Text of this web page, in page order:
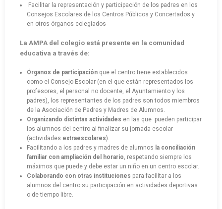
Facilitar la representación y participación de los padres en los
Consejos Escolares de los Centros Públicos y Concertados y
en otros órganos colegiados
La AMPA del colegio está presente en la comunidad
educativa a través de:
Órganos de participación que el centro tiene establecidos
como el Consejo Escolar (en el que están representados los
profesores, el personal no docente, el Ayuntamiento y los
padres), los representantes de los padres son todos miembros
de la Asociación de Padres y Madres de Alumnos.
Organizando distintas actividades en las que pueden participar
los alumnos del centro al finalizar su jornada escolar
(actividades extraescolares).
Facilitando a los padres y madres de alumnos la conciliación
familiar con ampliación del horario, respetando siempre los
máximos que puede y debe estar un niño en un centro escolar.
Colaborando con otras instituciones para facilitar a los
alumnos del centro su participación en actividades deportivas
o de tiempo libre.